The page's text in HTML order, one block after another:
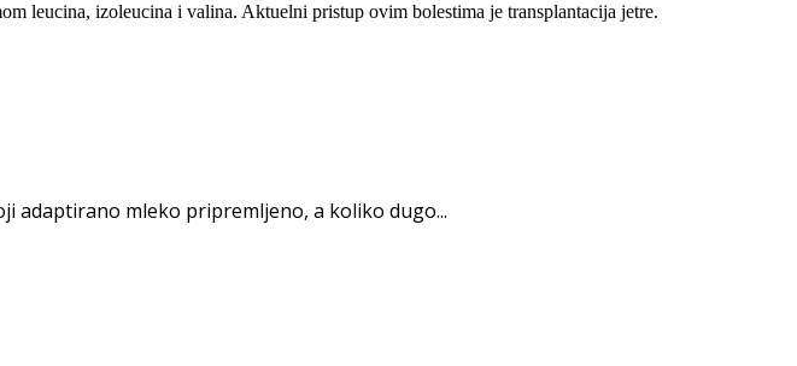
leucina, izoleucina i valina. Aktuelni pristup ovim bolestima je transplantacija jetre.
adaptirano mleko pripremljeno, a koliko dugo...